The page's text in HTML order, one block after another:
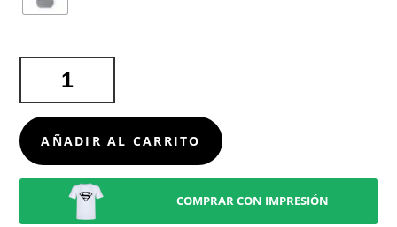
CANTIDAD
AÑADIR AL CARRITO
COMPRAR CON IMPRESIÓN